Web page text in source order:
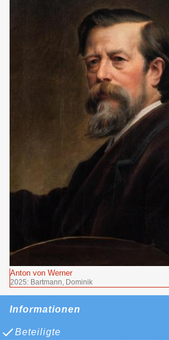
Anton von Werner
2025: Bartmann, Dominik
Informationen
Beteiligte